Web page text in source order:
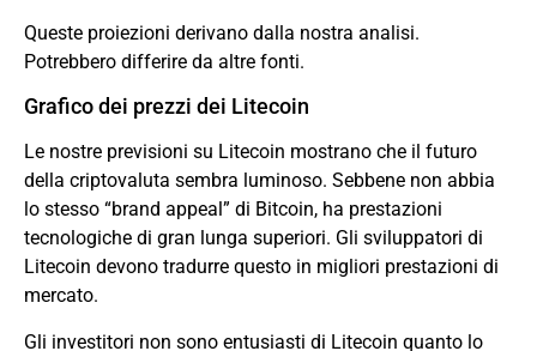
Queste proiezioni derivano dalla nostra analisi.
Potrebbero differire da altre fonti.
Grafico dei prezzi dei Litecoin
Le nostre previsioni su Litecoin mostrano che il futuro
della criptovaluta sembra luminoso. Sebbene non abbia
lo stesso “brand appeal” di Bitcoin, ha prestazioni
tecnologiche di gran lunga superiori. Gli sviluppatori di
Litecoin devono tradurre questo in migliori prestazioni di
mercato.
Gli investitori non sono entusiasti di Litecoin quanto lo